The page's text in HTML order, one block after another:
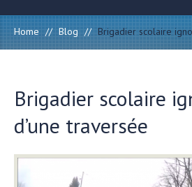
Home // Blog // Brigadier scolaire
Brigadier scolaire
d’une traversée